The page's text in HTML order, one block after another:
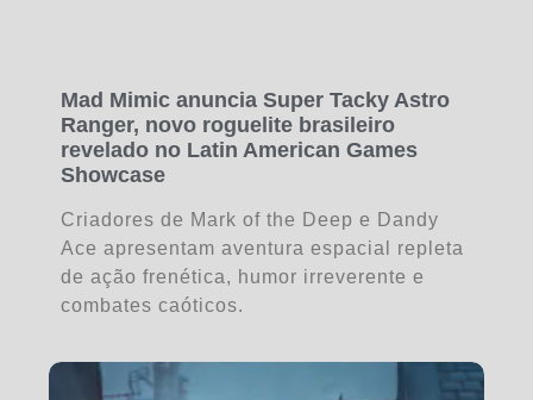
Mad Mimic anuncia Super Tacky Astro
Ranger, novo roguelite brasileiro
revelado no Latin American Games
Showcase
Criadores de Mark of the Deep e Dandy
Ace apresentam aventura espacial repleta
de ação frenética, humor irreverente e
combates caóticos.